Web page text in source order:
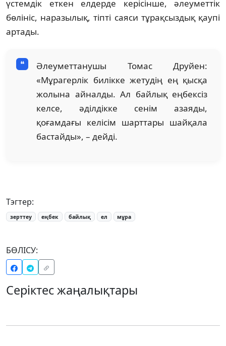
үстемдік еткен елдерде керісінше, әлеуметтік
бөлініс, наразылық, тіпті саяси тұрақсыздық қаупі
артады.
Әлеуметтанушы Томас Друйен:
«Мұрагерлік билікке жетудің ең қысқа
жолына айналды. Ал байлық еңбексіз
келсе, әділдікке сенім азаяды,
қоғамдағы келісім шарттары шайқала
бастайды», – дейді.
Тэгтер:
зерттеу еңбек байлық ел мұра
БӨЛІСУ:
Серіктес жаңалықтары